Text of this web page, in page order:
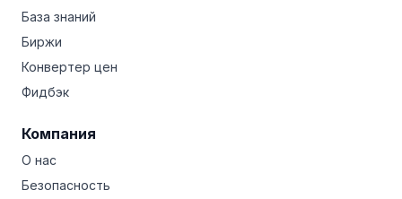
База знаний
Биржи
Конвертер цен
Фидбэк
Компания
О нас
Безопасность